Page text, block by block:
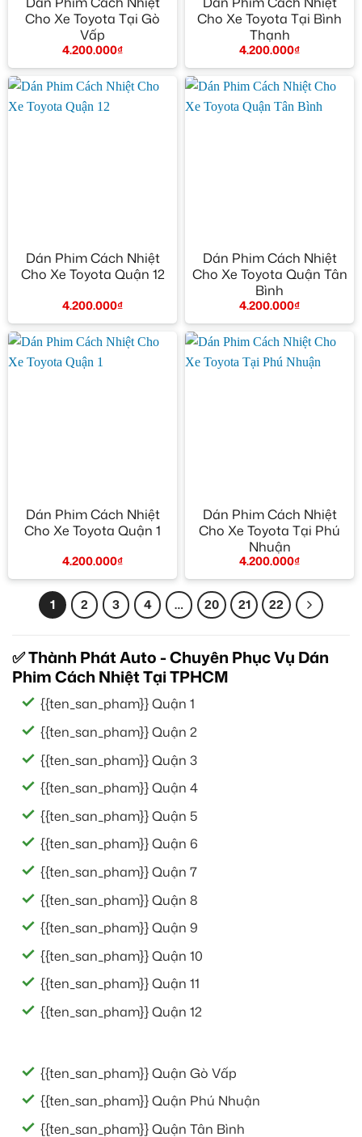
Cho Xe Toyota Tại Gò
Vấp
4.200.000₫
Cho Xe Toyota Tại Bình
Thạnh
4.200.000₫
Dán Phim Cách Nhiệt
Cho Xe Toyota Quận 12
4.200.000₫
Dán Phim Cách Nhiệt
Cho Xe Toyota Quận Tân
Bình
4.200.000₫
Dán Phim Cách Nhiệt
Cho Xe Toyota Quận 1
4.200.000₫
Dán Phim Cách Nhiệt
Cho Xe Toyota Tại Phú
Nhuận
4.200.000₫
1 2 3 4 … 20 21 22
✅ Thành Phát Auto - Chuyên Phục Vụ Dán
Phim Cách Nhiệt Tại TPHCM
{{ten_san_pham}} Quận 1
{{ten_san_pham}} Quận 2
{{ten_san_pham}} Quận 3
{{ten_san_pham}} Quận 4
{{ten_san_pham}} Quận 5
{{ten_san_pham}} Quận 6
{{ten_san_pham}} Quận 7
{{ten_san_pham}} Quận 8
{{ten_san_pham}} Quận 9
{{ten_san_pham}} Quận 10
{{ten_san_pham}} Quận 11
{{ten_san_pham}} Quận 12
{{ten_san_pham}} Quận Gò Vấp
{{ten_san_pham}} Quận Phú Nhuận
{{ten_san_pham}} Quận Tân Bình